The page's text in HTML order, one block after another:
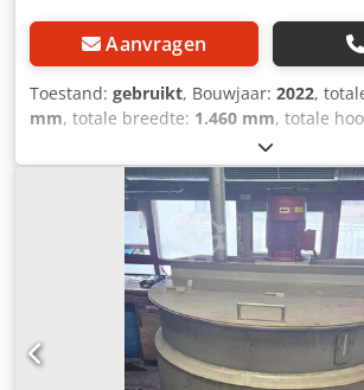
Aanvragen
Toestand: gebruikt, Bouwjaar: 2022,
mm, totale breedte: 1.460 mm, totale
Dieselbrandstoftank – Type FM2500 –
Afmetingen 246 cm x 146 cm x 185 cm =
Type brandstof: Diesel Bouwjaar: 2022
Leeggewicht: 250 kg Referentienummer:
Bedrijfsinformatie = Dkedpfxozlu A Io
gevestigd tussen Antwerpen en Brussel,
snelweg, in de buurt van de haven van
Openingstijden: van maandag tot en met
doorlopend van 8.30 uur tot 19.00 uur.